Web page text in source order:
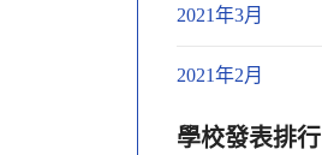
2021年3月
2021年2月
學校發表排行